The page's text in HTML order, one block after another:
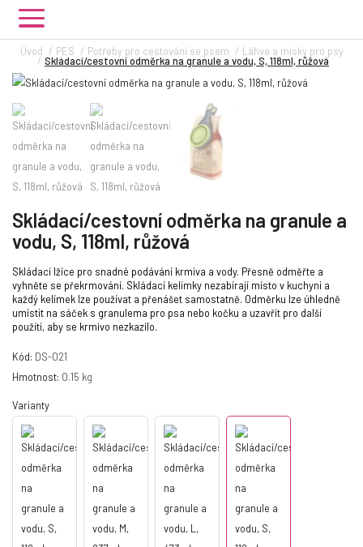
Úvod PES Potřeby pro cestování se psem Láhve a misky pro psy
Skládací/cestovní odměrka na granule a vodu, S, 118ml, růžová
Skládací/cestovní odměrka na granule a
vodu, S, 118ml, růžová
Skládací lžíce pro snadné podávání krmiva a vody. Přesně odměřte a
vyhněte se překrmování. Skládací kelímky nezabírají místo v kuchyni a
každý kelímek lze používat a přenášet samostatně. Odměrku lze úhledně
umístit na sáček s granulema pro psa nebo kočku a uzavřít pro další
použití, aby se krmivo nezkazilo.
Kód: DS-021
Hmotnost: 0.15 kg
Varianty